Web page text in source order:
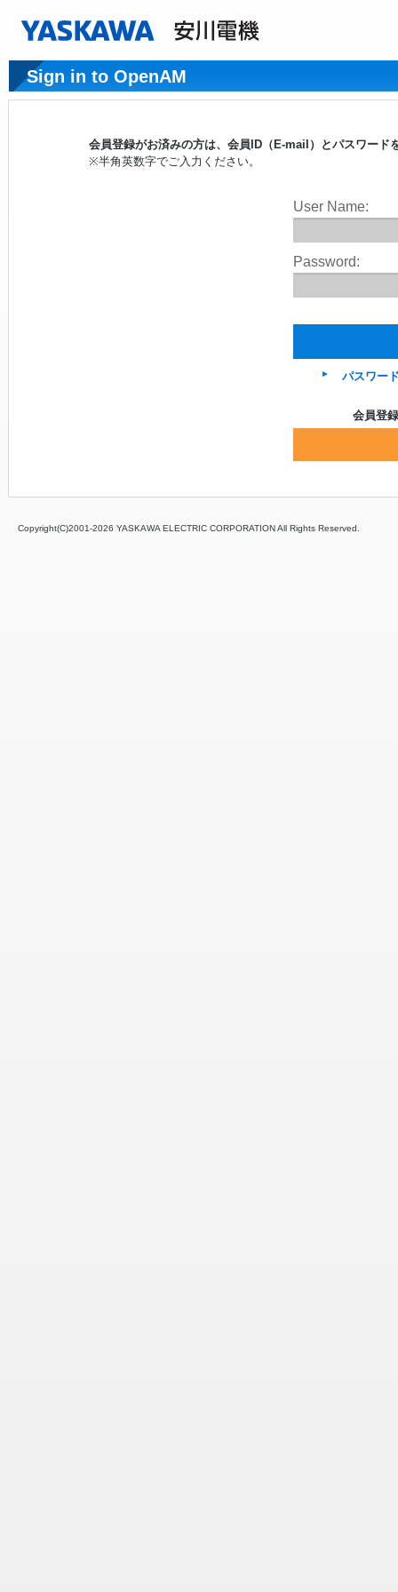
Sign in to OpenAM
会員登録がお済みの方は、会員ID（E-mail）とパスワー
※半角英数字でご入力ください。
User Name:
Password:
パスワー
会員登
Copyright(C)2001‐2026 YASKAWA ELECTRIC CORPORATION All Rights Reserved.